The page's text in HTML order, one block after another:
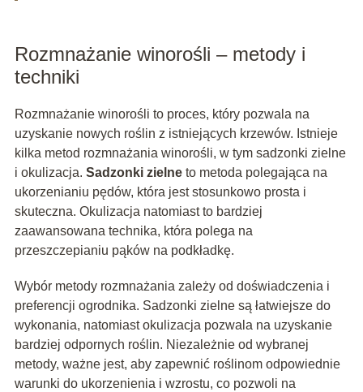
Rozmnażanie winorośli – metody i
techniki
Rozmnażanie winorośli to proces, który pozwala na
uzyskanie nowych roślin z istniejących krzewów. Istnieje
kilka metod rozmnażania winorośli, w tym sadzonki zielne
i okulizacja. Sadzonki zielneto metoda polegająca na
ukorzenianiu pędów, która jest stosunkowo prosta i
skuteczna. Okulizacja natomiast to bardziej
zaawansowana technika, która polega na
przeszczepianiu pąków na podkładkę.
Wybór metody rozmnażania zależy od doświadczenia i
preferencji ogrodnika. Sadzonki zielne są łatwiejsze do
wykonania, natomiast okulizacja pozwala na uzyskanie
bardziej odpornych roślin. Niezależnie od wybranej
metody, ważne jest, aby zapewnić roślinom odpowiednie
warunki do ukorzenienia i wzrostu, co pozwoli na